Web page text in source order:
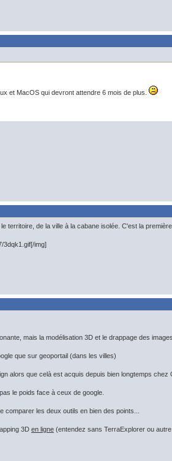
et MacOS qui devront attendre 6 mois de plus.
territoire, de la ville à la cabane isolée. C'est la
3dqk1.gif[/img]
mais la modélisation 3D et le drappage des
que sur geoportail (dans les villes)
alors que celà est acquis depuis bien longtemps chez
le poids face à ceux de google.
comparer les deux outils en bien des points...
3D en ligne (entendez sans TerraExplorer ou